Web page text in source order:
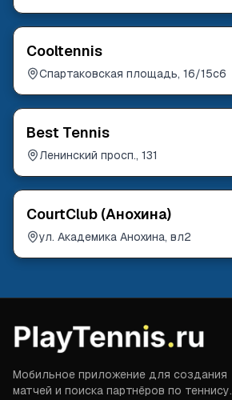
Cooltennis
Спартаковская площадь, 16/15с6
Best Tennis
Ленинский просп., 131
CourtClub (Анохина)
ул. Академика Анохина, вл2
Мобильное приложение для создания
матчей и поиска партнёров по теннису.